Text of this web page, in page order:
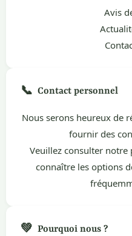
Avis
📞 Contact personnel
Nous serons heureux de
fournir des
Veuillez consulter notre
connaître les options
💚 Pourquoi nous ?